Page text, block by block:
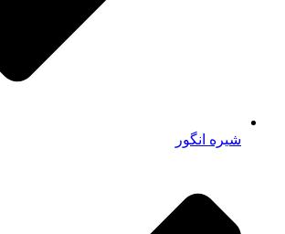
شیره انگور